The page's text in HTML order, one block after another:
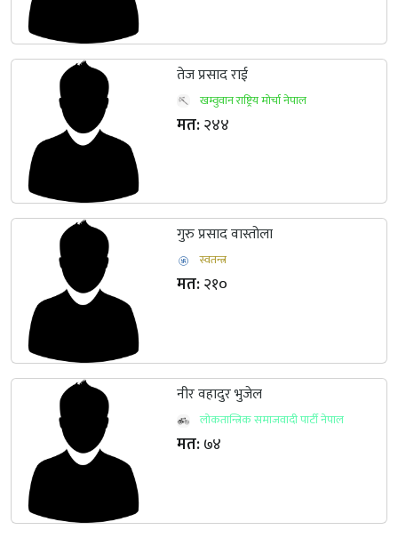
तेज प्रसाद राई
खम्वुवान राष्ट्रिय मोर्चा नेपाल
मत:२४४
गुरु प्रसाद वास्तोला
स्वतन्त्र
मत:२१०
नीर वहादुर भुजेल
लोकतान्त्रिक समाजवादी पार्टी नेपाल
मत:७४